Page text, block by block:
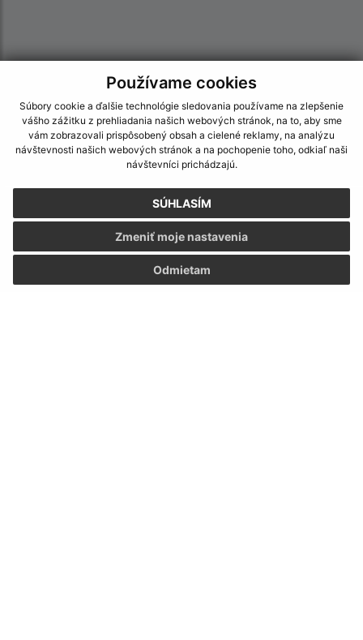
Používame cookies
Súbory cookie a ďalšie technológie sledovania používame na zlepšenie
vášho zážitku z prehliadania našich webových stránok, na to, aby sme
vám zobrazovali prispôsobený obsah a cielené reklamy, na analýzu
návštevnosti našich webových stránok a na pochopenie toho, odkiaľ naši
návštevníci prichádzajú.
SÚHLASÍM
Odmietam
Zmeniť moje nastavenia
Informácie o stránke:
Vyhlásenie o prístupnosti
Autorské práva
Ochrana osobných údajov